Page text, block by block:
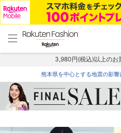
menu home
トップ
3,980円(税込)以上のお
熊本県を中心とする地震の影